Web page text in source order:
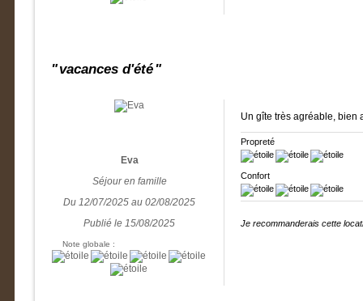
vacances d'été
Eva
Séjour en famille
Du 12/07/2025 au 02/08/2025
Publié le 15/08/2025
Note globale :
Un gîte très agréable, bien
Propreté
Confort
Je recommanderais cette